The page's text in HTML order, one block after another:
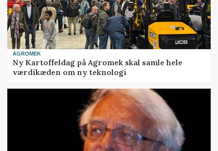
AGROMEK
Ny Kartoffeldag på Agromek skal samle hele
værdikæden om ny teknologi